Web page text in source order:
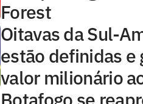
Forest
Oitavas da Sul-
estão definidas e
valor milionário